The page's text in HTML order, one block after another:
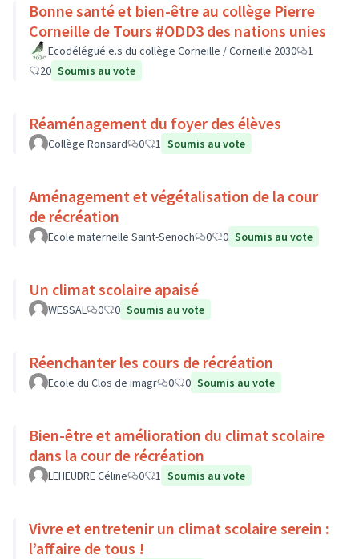
Bonne santé et bien-être au collège Pierre
Corneille de Tours #ODD3 des nations unies
Ecodélégué.e.s du collège Corneille / Corneille 2030
1
20 Soumis au vote
Réaménagement du foyer des élèves
Collège Ronsard 0 1 Soumis au vote
Aménagement et végétalisation de la cour
de récréation
Ecole maternelle Saint-Senoch 0 0 Soumis au vote
Un climat scolaire apaisé
WESSAL 0 0 Soumis au vote
Réenchanter les cours de récréation
Ecole du Clos de imagr 0 0 Soumis au vote
Bien-être et amélioration du climat scolaire
dans la cour de récréation
LEHEUDRE Céline 0 1 Soumis au vote
Vivre et entretenir un climat scolaire serein :
l’affaire de tous !